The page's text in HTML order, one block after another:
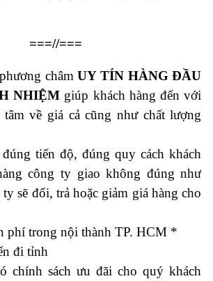
===//===
châmUY TÍN HÀNG ĐẦU
NHIỆM giúp khách hàng đến với
về giá cả cũng như chất lượng
tiến độ, đúng quy cách khách
công ty giao không đúng như
sẽ đổi, trả hoặc giảm giá hàng cho
phí trong nội thành TP. HCM *
đi tỉnh
chính sách ưu đãi cho quý khách